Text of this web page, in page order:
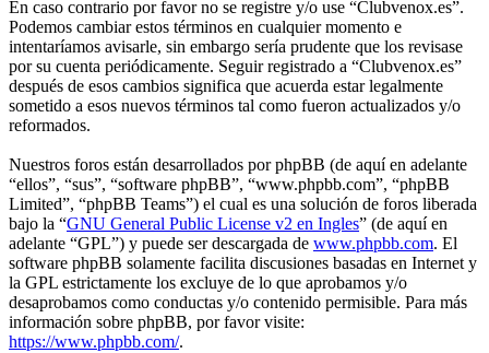
En caso contrario por favor no se registre y/o use “Clubvenox.es”.
Podemos cambiar estos términos en cualquier momento e
intentaríamos avisarle, sin embargo sería prudente que los revisase
por su cuenta periódicamente. Seguir registrado a “Clubvenox.es”
después de esos cambios significa que acuerda estar legalmente
sometido a esos nuevos términos tal como fueron actualizados y/o
reformados.
Nuestros foros están desarrollados por phpBB (de aquí en adelante
“ellos”, “sus”, “software phpBB”, “www.phpbb.com”, “phpBB
Limited”, “phpBB Teams”) el cual es una solución de foros liberada
bajo la “GNU General Public License v2 en Ingles” (de aquí en
adelante “GPL”) y puede ser descargada de www.phpbb.com. El
software phpBB solamente facilita discusiones basadas en Internet y
la GPL estrictamente los excluye de lo que aprobamos y/o
desaprobamos como conductas y/o contenido permisible. Para más
información sobre phpBB, por favor visite:
https://www.phpbb.com/.